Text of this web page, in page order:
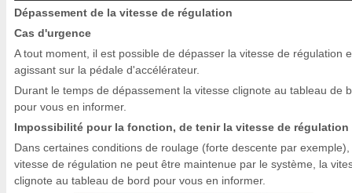
Dépassement de la vitesse de régulation
Cas d'urgence
A tout moment, il est possible de dépasser la vitesse de régulation
agissant sur la pédale d'accélérateur.
Durant le temps de dépassement la vitesse clignote au tableau de
pour vous en informer.
Impossibilité pour la fonction, de tenir la vitesse de régulation
Dans certaines conditions de roulage (forte descente par exemple),
vitesse de régulation ne peut être maintenue par le système, la
clignote au tableau de bord pour vous en informer.